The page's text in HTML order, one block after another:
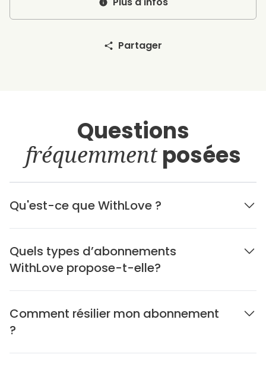
Partager
Questions
fréquemmentposées
Qu'est-ce que WithLove ?
Quels types d’abonnements
WithLove propose-t-elle?
Comment résilier mon abonnement
?